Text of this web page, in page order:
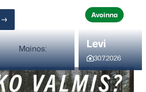
Levi
30.7.2026
Avoinna
Mainos: